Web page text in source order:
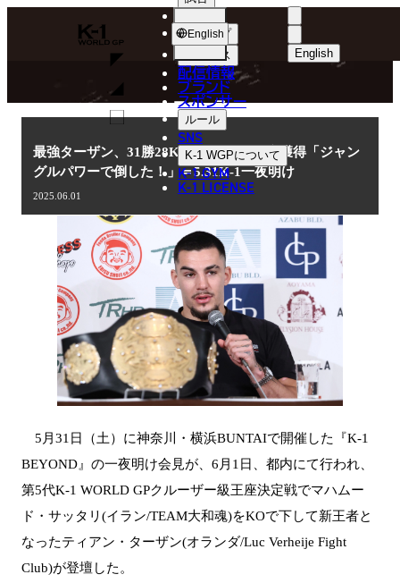
K-
WGP
English
中文（繁體
ショップ
ニュース
配信情報
ブランド
スポンサー
ルール
SNS
K-1 WGPについて
K-1 GYM
K-1 LICENSE
English
NEWS
ニュース
最強ターザン、31勝28KO無敗でK-1王座獲得「ジャン
グルパワーで倒した！」＝5.31K-1一夜明け
2025.06.01
5月31日（土）に神奈川・横浜BUNTAIで開催した『K-1
BEYOND』の一夜明け会見が、6月1日、都内にて行われ、
第5代K-1 WORLD GPクルーザー級王座決定戦でマハムー
ド・サッタリ(イラン/TEAM大和魂)をKOで下して新王者と
なったティアン・ターザン(オランダ/Luc Verheije Fight
Club)が登壇した。